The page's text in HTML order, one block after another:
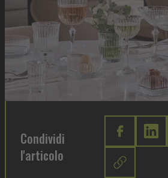
Condividi
l'articolo